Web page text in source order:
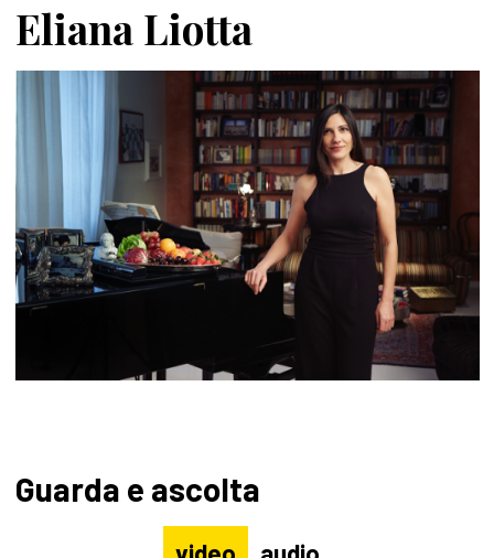
Eliana Liotta
Guarda e ascolta